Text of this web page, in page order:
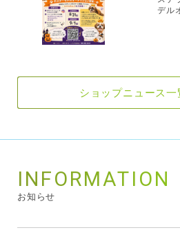
デル
ショップニュース一
INFORMATION
お知らせ